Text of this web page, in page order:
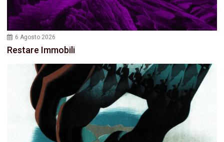
6 Agosto 2026
Restare Immobili